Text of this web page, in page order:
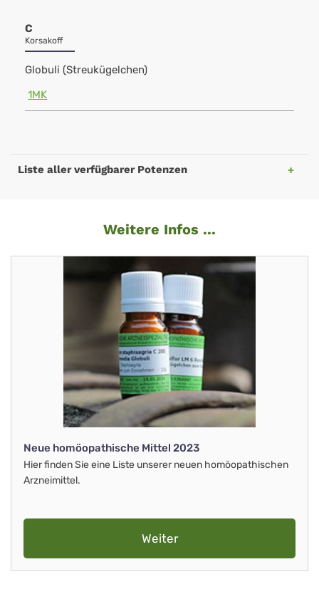
C
Korsakoff
Globuli (Streukügelchen)
1MK
Liste aller verfügbarer Potenzen
Weitere Infos ...
Neue homöopathische Mittel 2023
Hier finden Sie eine Liste unserer neuen homöopathischen
Arzneimittel.
Weiter